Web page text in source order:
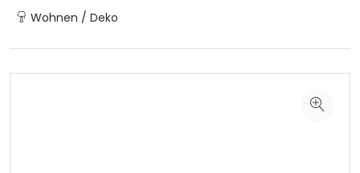
Wohnen / Deko